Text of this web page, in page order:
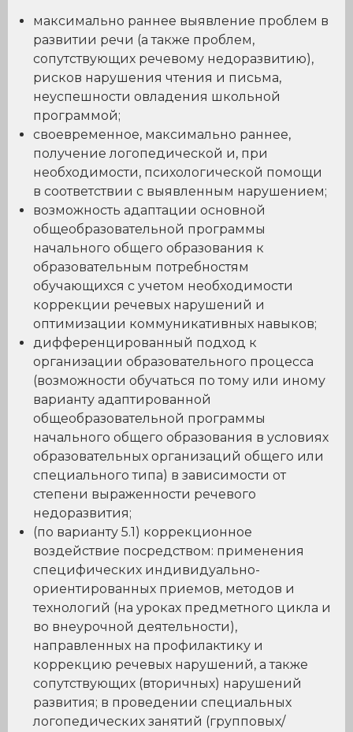
максимально раннее выявление проблем в
развитии речи (а также проблем,
сопутствующих речевому недоразвитию),
рисков нарушения чтения и письма,
неуспешности овладения школьной
программой;
своевременное, максимально раннее,
получение логопедической и, при
необходимости, психологической помощи
в соответствии с выявленным нарушением;
возможность адаптации основной
общеобразовательной программы
начального общего образования к
образовательным потребностям
обучающихся с учетом необходимости
коррекции речевых нарушений и
оптимизации коммуникативных навыков;
дифференцированный подход к
организации образовательного процесса
(возможности обучаться по тому или иному
варианту адаптированной
общеобразовательной программы
начального общего образования в условиях
образовательных организаций общего или
специального типа) в зависимости от
степени выраженности речевого
недоразвития;
(по варианту 5.1) коррекционное
воздействие посредством: применения
специфических индивидуально-
ориентированных приемов, методов и
технологий (на уроках предметного цикла и
во внеурочной деятельности),
направленных на профилактику и
коррекцию речевых нарушений, а также
сопутствующих (вторичных) нарушений
развития; в проведении специальных
логопедических занятий (групповых/